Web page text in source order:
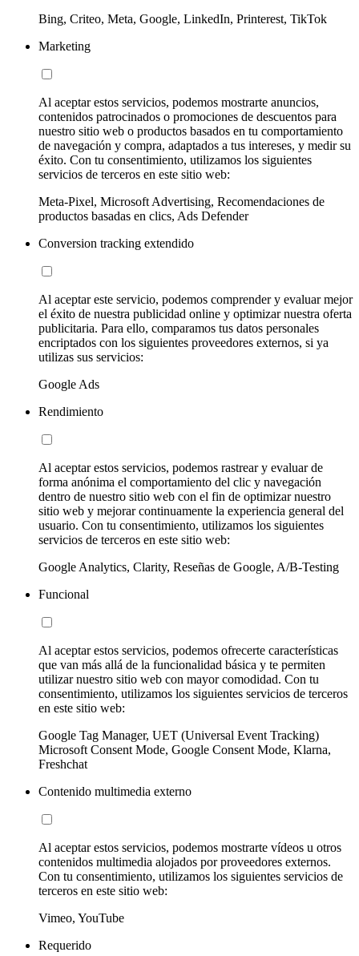
Bing, Criteo, Meta, Google, LinkedIn, Printerest, TikTok
Marketing
Al aceptar estos servicios, podemos mostrarte anuncios,
contenidos patrocinados o promociones de descuentos para
nuestro sitio web o productos basados en tu comportamiento
de navegación y compra, adaptados a tus intereses, y medir su
éxito. Con tu consentimiento, utilizamos los siguientes
servicios de terceros en este sitio web:
Meta-Pixel, Microsoft Advertising, Recomendaciones de
productos basadas en clics, Ads Defender
Conversion tracking extendido
Al aceptar este servicio, podemos comprender y evaluar mejor
el éxito de nuestra publicidad online y optimizar nuestra oferta
publicitaria. Para ello, comparamos tus datos personales
encriptados con los siguientes proveedores externos, si ya
utilizas sus servicios:
Google Ads
Rendimiento
Al aceptar estos servicios, podemos rastrear y evaluar de
forma anónima el comportamiento del clic y navegación
dentro de nuestro sitio web con el fin de optimizar nuestro
sitio web y mejorar continuamente la experiencia general del
usuario. Con tu consentimiento, utilizamos los siguientes
servicios de terceros en este sitio web:
Google Analytics, Clarity, Reseñas de Google, A/B-Testing
Funcional
Al aceptar estos servicios, podemos ofrecerte características
que van más allá de la funcionalidad básica y te permiten
utilizar nuestro sitio web con mayor comodidad. Con tu
consentimiento, utilizamos los siguientes servicios de terceros
en este sitio web:
Google Tag Manager, UET (Universal Event Tracking)
Microsoft Consent Mode, Google Consent Mode, Klarna,
Freshchat
Contenido multimedia externo
Al aceptar estos servicios, podemos mostrarte vídeos u otros
contenidos multimedia alojados por proveedores externos.
Con tu consentimiento, utilizamos los siguientes servicios de
terceros en este sitio web:
Vimeo, YouTube
Requerido